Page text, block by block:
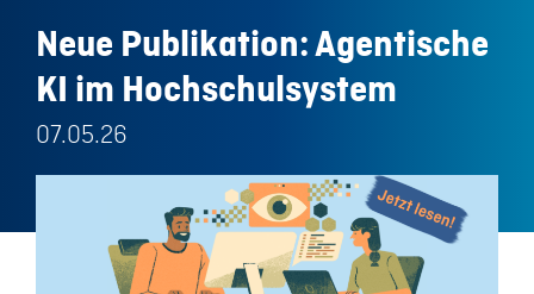
Neue Publikation: Agentische
KI im Hochschulsystem
07.05.26